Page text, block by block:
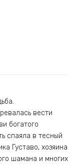
вести
богатого
спаяла в тесный
Густаво, хозяина
шамана и многих